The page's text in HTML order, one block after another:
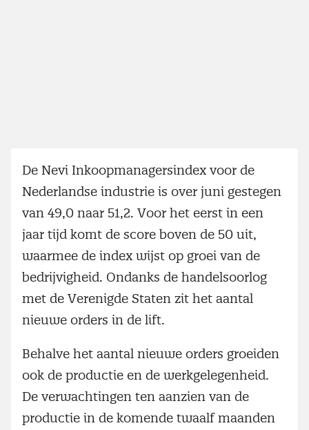
De Nevi Inkoopmanagersindex voor de
Nederlandse industrie is over juni gestegen
van 49,0 naar 51,2. Voor het eerst in een
jaar tijd komt de score boven de 50 uit,
waarmee de index wijst op groei van de
bedrijvigheid. Ondanks de handelsoorlog
met de Verenigde Staten zit het aantal
nieuwe orders in de lift.
Behalve het aantal nieuwe orders groeiden
ook de productie en de werkgelegenheid.
De verwachtingen ten aanzien van de
productie in de komende twaalf maanden